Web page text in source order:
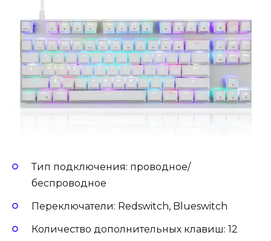
Тип подключения: проводное/
беспроводное
Переключатели: Redswitch, Blueswitch
Количество дополнительных клавиш: 12